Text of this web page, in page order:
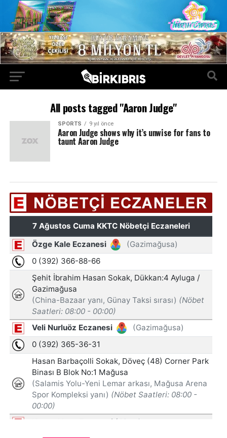
All posts tagged "Aaron Judge"
SPORTS 9 yıl önce
Aaron Judge shows why it’s unwise for fans to
taunt Aaron Judge